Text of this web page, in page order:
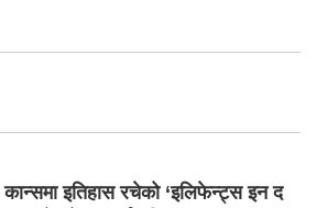
कान्समा इतिहास रचेको ‘इलिफेन्ट्स इन द